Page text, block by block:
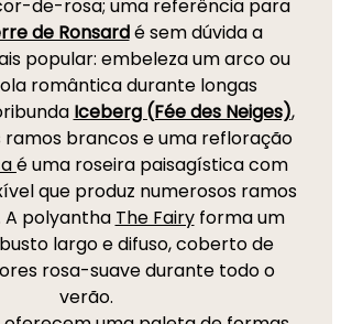
de-rosa; uma referência para
de Ronsardé sem dúvida a
popular: embeleza um arco ou
romântica durante longas
Iceberg (Fée des Neiges),
brancos e uma refloração
é uma roseira paisagística com
que produz numerosos ramos
polyantha The Fairyforma um
largo e difuso, coberto de
rosa-suave durante todo o
verão.